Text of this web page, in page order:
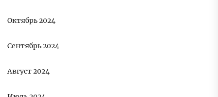
Октябрь 2024
Сентябрь 2024
Август 2024